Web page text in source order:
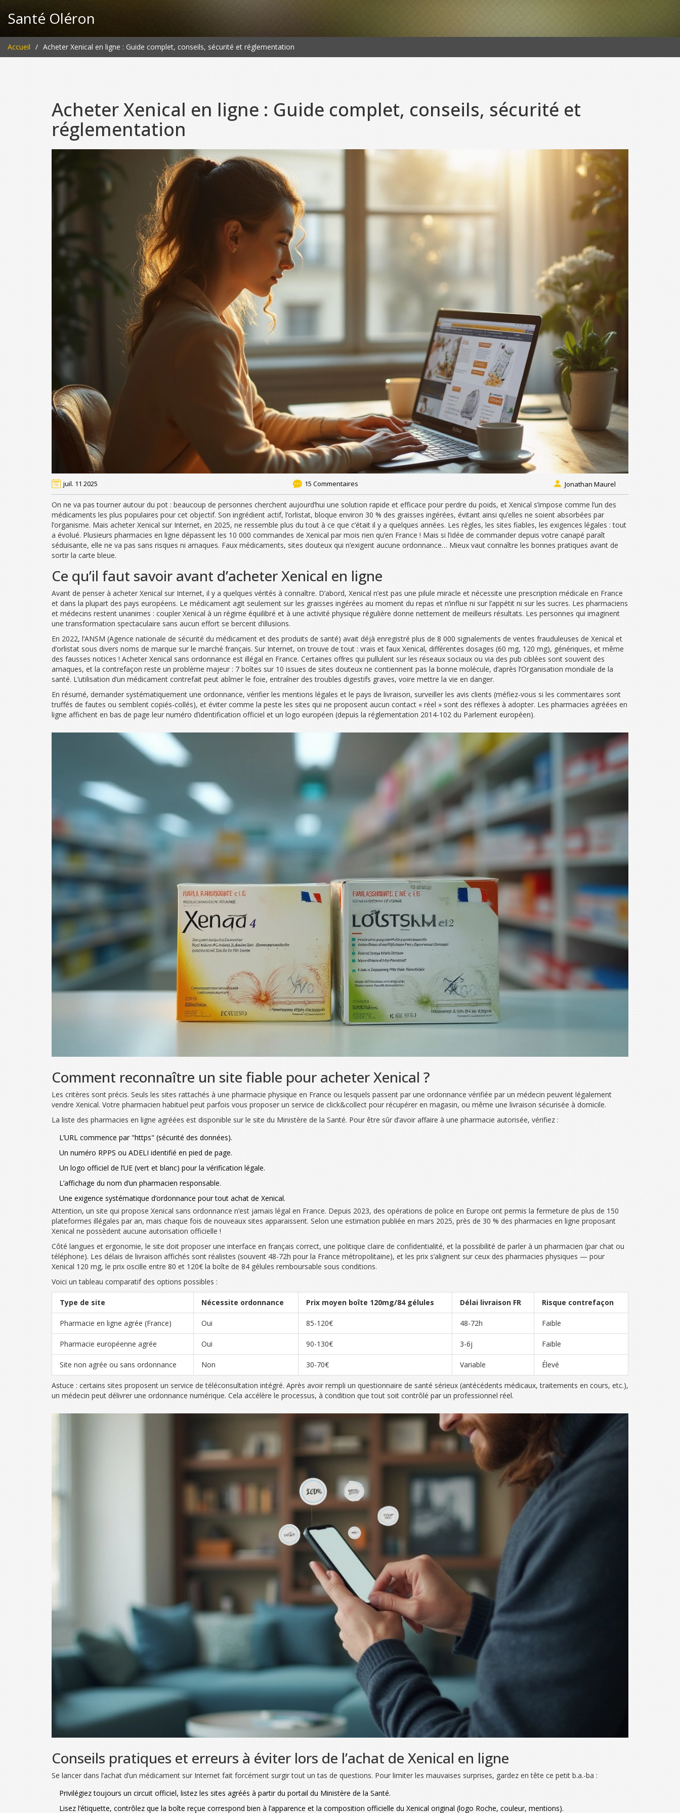
Santé Oléron
Accueil Acheter Xenical en ligne : Guide complet, conseils, sécurité et réglementation
Acheter Xenical en ligne : Guide complet, conseils, sécurité et
réglementation
juil. 11 2025 15 Commentaires Jonathan Maurel
On ne va pas tourner autour du pot : beaucoup de personnes cherchent aujourd’hui une solution rapide et efficace pour perdre du poids, et Xenical s’impose comme l’un des
médicaments les plus populaires pour cet objectif. Son ingrédient actif, l’orlistat, bloque environ 30 % des graisses ingérées, évitant ainsi qu’elles ne soient absorbées par
l’organisme. Mais acheter Xenical sur Internet, en 2025, ne ressemble plus du tout à ce que c’était il y a quelques années. Les règles, les sites fiables, les exigences légales : tout
a évolué. Plusieurs pharmacies en ligne dépassent les 10 000 commandes de Xenical par mois rien qu’en France ! Mais si l’idée de commander depuis votre canapé paraît
séduisante, elle ne va pas sans risques ni arnaques. Faux médicaments, sites douteux qui n’exigent aucune ordonnance… Mieux vaut connaître les bonnes pratiques avant de
sortir la carte bleue.
Ce qu’il faut savoir avant d’acheter Xenical en ligne
Avant de penser à acheter Xenical sur Internet, il y a quelques vérités à connaître. D’abord, Xenical n’est pas une pilule miracle et nécessite une prescription médicale en France
et dans la plupart des pays européens. Le médicament agit seulement sur les graisses ingérées au moment du repas et n’influe ni sur l’appétit ni sur les sucres. Les pharmaciens
et médecins restent unanimes : coupler Xenical à un régime équilibré et à une activité physique régulière donne nettement de meilleurs résultats. Les personnes qui imaginent
une transformation spectaculaire sans aucun effort se bercent d’illusions.
En 2022, l’ANSM (Agence nationale de sécurité du médicament et des produits de santé) avait déjà enregistré plus de 8 000 signalements de ventes frauduleuses de Xenical et
d’orlistat sous divers noms de marque sur le marché français. Sur Internet, on trouve de tout : vrais et faux Xenical, différentes dosages (60 mg, 120 mg), génériques, et même
des fausses notices ! Acheter Xenical sans ordonnance est illégal en France. Certaines offres qui pullulent sur les réseaux sociaux ou via des pub ciblées sont souvent des
arnaques, et la contrefaçon reste un problème majeur : 7 boîtes sur 10 issues de sites douteux ne contiennent pas la bonne molécule, d’après l’Organisation mondiale de la
santé. L’utilisation d’un médicament contrefait peut abîmer le foie, entraîner des troubles digestifs graves, voire mettre la vie en danger.
En résumé, demander systématiquement une ordonnance, vérifier les mentions légales et le pays de livraison, surveiller les avis clients (méfiez-vous si les commentaires sont
truffés de fautes ou semblent copiés-collés), et éviter comme la peste les sites qui ne proposent aucun contact « réel » sont des réflexes à adopter. Les pharmacies agréées en
ligne affichent en bas de page leur numéro d’identification officiel et un logo européen (depuis la réglementation 2014-102 du Parlement européen).
Comment reconnaître un site fiable pour acheter Xenical ?
Les critères sont précis. Seuls les sites rattachés à une pharmacie physique en France ou lesquels passent par une ordonnance vérifiée par un médecin peuvent légalement
vendre Xenical. Votre pharmacien habituel peut parfois vous proposer un service de click&collect pour récupérer en magasin, ou même une livraison sécurisée à domicile.
La liste des pharmacies en ligne agréées est disponible sur le site du Ministère de la Santé. Pour être sûr d’avoir affaire à une pharmacie autorisée, vérifiez :
L’URL commence par "https" (sécurité des données).
Un numéro RPPS ou ADELI identifié en pied de page.
Un logo officiel de l’UE (vert et blanc) pour la vérification légale.
L’affichage du nom d’un pharmacien responsable.
Une exigence systématique d’ordonnance pour tout achat de Xenical.
Attention, un site qui propose Xenical sans ordonnance n’est jamais légal en France. Depuis 2023, des opérations de police en Europe ont permis la fermeture de plus de 150
plateformes illégales par an, mais chaque fois de nouveaux sites apparaissent. Selon une estimation publiée en mars 2025, près de 30 % des pharmacies en ligne proposant
Xenical ne possèdent aucune autorisation officielle !
Côté langues et ergonomie, le site doit proposer une interface en français correct, une politique claire de confidentialité, et la possibilité de parler à un pharmacien (par chat ou
téléphone). Les délais de livraison affichés sont réalistes (souvent 48-72h pour la France métropolitaine), et les prix s’alignent sur ceux des pharmacies physiques — pour
Xenical 120 mg, le prix oscille entre 80 et 120€ la boîte de 84 gélules remboursable sous conditions.
Voici un tableau comparatif des options possibles :
Type de site Nécessite ordonnance Prix moyen boîte 120mg/84 gélules Délai livraison FR Risque contrefaçon
Pharmacie en ligne agrée (France) Oui 85-120€ 48-72h Faible
Pharmacie européenne agrée Oui 90-130€ 3-6j Faible
Site non agrée ou sans ordonnance Non 30-70€ Variable Élevé
Astuce : certains sites proposent un service de téléconsultation intégré. Après avoir rempli un questionnaire de santé sérieux (antécédents médicaux, traitements en cours, etc.),
un médecin peut délivrer une ordonnance numérique. Cela accélère le processus, à condition que tout soit contrôlé par un professionnel réel.
Conseils pratiques et erreurs à éviter lors de l’achat de Xenical en ligne
Se lancer dans l’achat d’un médicament sur Internet fait forcément surgir tout un tas de questions. Pour limiter les mauvaises surprises, gardez en tête ce petit b.a.-ba :
Privilégiez toujours un circuit officiel, listez les sites agréés à partir du portail du Ministère de la Santé.
Lisez l’étiquette, contrôlez que la boîte reçue correspond bien à l’apparence et la composition officielle du Xenical original (logo Roche, couleur, mentions).